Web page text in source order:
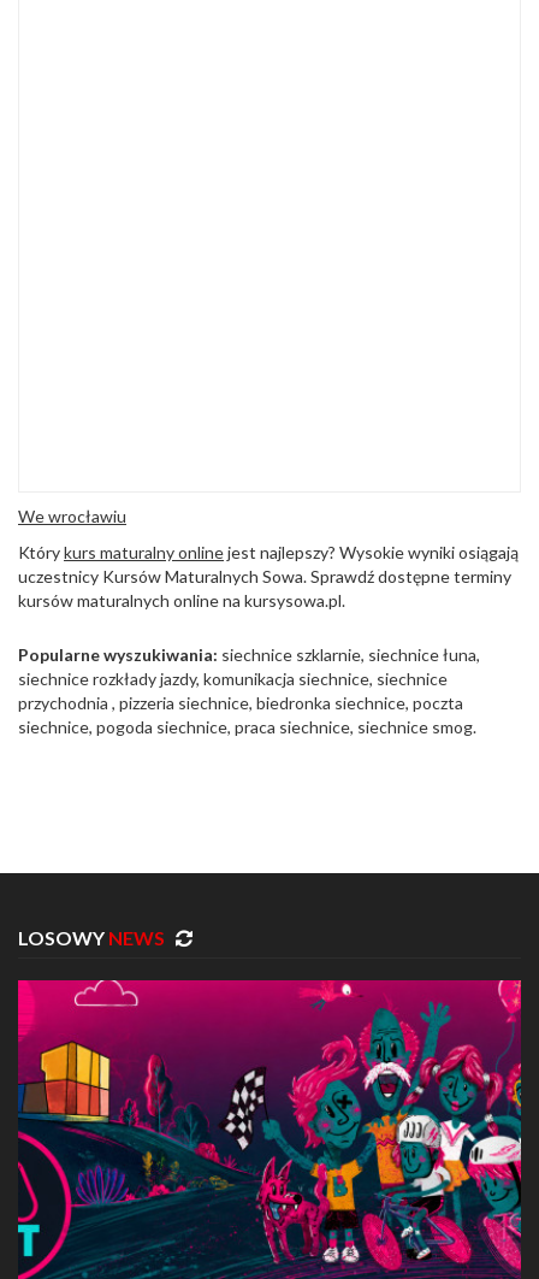
We wrocławiu
Którykurs maturalny onlinejest najlepszy? Wysokie wyniki osiągają
uczestnicy Kursów Maturalnych Sowa. Sprawdź dostępne terminy
kursów maturalnych online na kursysowa.pl.
Popularne wyszukiwania: siechnice szklarnie, siechnice łuna,
siechnice rozkłady jazdy, komunikacja siechnice, siechnice
przychodnia , pizzeria siechnice, biedronka siechnice, poczta
siechnice, pogoda siechnice, praca siechnice, siechnice smog.
LOSOWY NEWS